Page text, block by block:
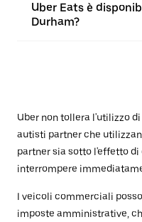
Uber Eats è
Durham?
Uber non tollera l'utilizzo
autisti partner che
partner sia sotto l'effetto
interrompere
I veicoli commerciali
imposte amministrative,